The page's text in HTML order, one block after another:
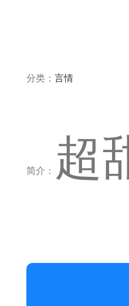
分类： 言情
简介： 超